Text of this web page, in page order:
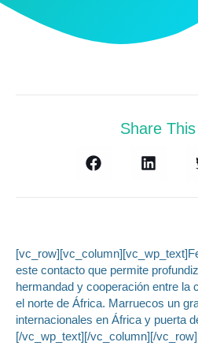
Share
este contacto que permite
hermandad y cooperación entre la
el norte de África. Marruecos un
internacionales en África y puerta
[/vc_wp_text][/vc_column][/vc_row]